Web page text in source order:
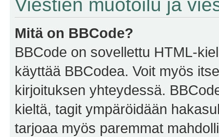
Viestien muotoilu ja
Mitä on BBCode?
BBCode on sovellettu HTML-
käyttää BBCodea. Voit myös
kirjoituksen yhteydessä.
kieltä, tagit ympäröidään
tarjoaa myös paremmat